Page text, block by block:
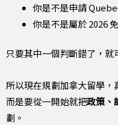
你是不是申請
你是不是屬於 2026
只要其中一個判斷錯了，就
所以現在規劃加拿大留學，
而是要從一開始就把政策、
劃。